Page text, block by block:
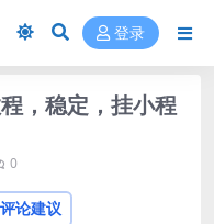
登录
，稳定，挂小程
0
评论建议